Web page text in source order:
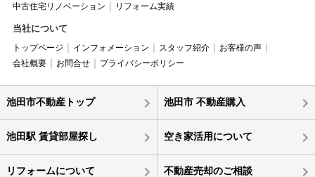
中古住宅リノベーション リフォーム実績
当社について
トップページ インフォメーション スタッフ紹介
お客様の声
会社概要
お問合せ プライバシーポリシー
池田市不動産トップ 池田市 不動産購入
池田駅 賃貸部屋探し 空き家活用について
リフォームについて 不動産売却のご相談